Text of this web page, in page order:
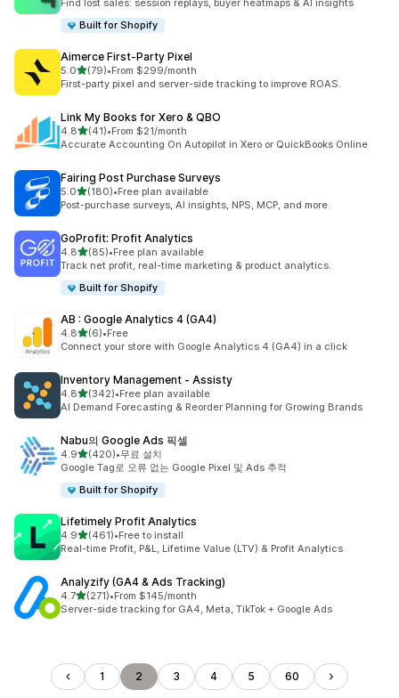
Find lost sales: session replays, buyer heatmaps & AI insights
Built for Shopify
Aimerce First‑Party Pixel
5.0별 5개 중
(79)
총 리뷰 79개
•From $299/month
First-party pixel and server-side tracking to improve ROAS.
Link My Books for Xero & QBO
4.8별 5개 중
(41)
총 리뷰 41개
•From $21/month
Accurate Accounting On Autopilot in Xero or QuickBooks Online
Fairing Post Purchase Surveys
5.0별 5개 중
(180)
총 리뷰 180개
•Free plan available
Post-purchase surveys, AI insights, NPS, MCP, and more.
GoProfit: Profit Analytics
4.8별 5개 중
(85)
총 리뷰 85개
•Free plan available
Track net profit, real-time marketing & product analytics.
Built for Shopify
AB : Google Analytics 4 (GA4)
4.8별 5개 중
(6)
총 리뷰 6개
•Free
Connect your store with Google Analytics 4 (GA4) in a click
Inventory Management ‑ Assisty
4.8별 5개 중
(342)
총 리뷰 342개
•Free plan available
AI Demand Forecasting & Reorder Planning for Growing Brands
Nabu의 Google Ads 픽셀
4.9별 5개 중
(420)
총 리뷰 420개
•무료 설치
Google Tag로 오류 없는 Google Pixel 및 Ads 추적
Built for Shopify
Lifetimely Profit Analytics
4.9별 5개 중
(461)
총 리뷰 461개
•Free to install
Real-time Profit, P&L, Lifetime Value (LTV) & Profit Analytics
Analyzify (GA4 & Ads Tracking)
4.7별 5개 중
(271)
총 리뷰 271개
•From $145/month
Server-side tracking for GA4, Meta, TikTok + Google Ads
1 2 3 4 5 60